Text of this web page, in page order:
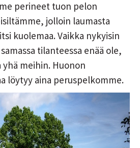
perineet tuon pelon
jolloin laumasta
kuolemaa. Vaikka nykyisin
tilanteessa enää ole,
meihin. Huonon
löytyy aina peruspelkomme.